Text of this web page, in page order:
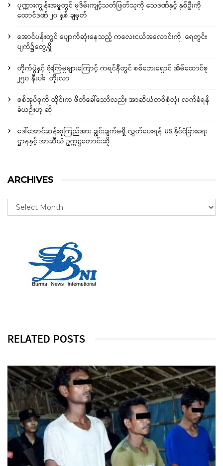
ပုဏ္ဏားကျွန်းအမှုတွင် မုဒိမ်းကျင့်သတ်ဖြတ်သူကို သေဒဏ်နှင့် နှစ်ဦးကို
ထောင်ဒဏ် ၂၀ နှစ် ချမှတ်
အောင်ပန်းတွင် ပျောက်ဆုံးနေသည့် ကလေးငယ်အလောင်းကို ရေတွင်း
ပျက်၌တွေ့ရှိ
တိုက်ပွဲနှင့် ဗုံးကြဲမှုများကြောင့် ကရင်နီတွင် စစ်ဘေးရှောင် အိမ်ထောင်စု
၂၅၀ နီးပါး တိုးလာ
စစ်အုပ်စုကို ထိုင်းက ဖိတ်ခေါ်သော်လည်း အာဆီယံတစ်စုံလုံး လက်ခံရန်
ခဲယဉ်းဟု ဆို
ဒေါ်အောင်ဆန်းစုကြည်အား ချွင်းချက်မရှိ လွှတ်ပေးရန် US နိုင်ငံခြားရေး
ဌာနနှင့် အာဆီယံ ဥက္ကဋ္ဌတောင်းဆို
ARCHIVES
RELATED POSTS